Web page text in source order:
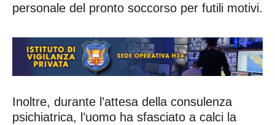
personale del pronto soccorso per futili motivi.
Inoltre, durante l’attesa della consulenza
psichiatrica, l’uomo ha sfasciato a calci la